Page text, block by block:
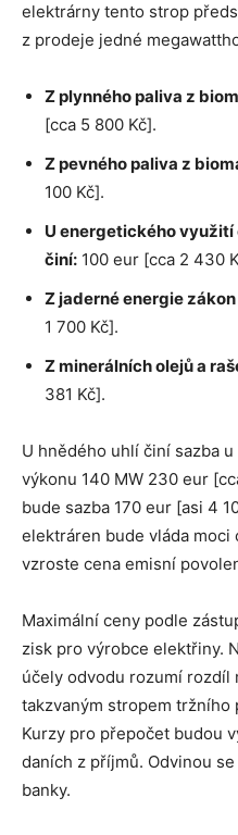
elektrárny tento strop
z prodeje jedné
Z plynného paliva z
[cca 5 800 Kč].
Z pevného paliva z
100 Kč].
U energetického
činí: 100 eur [cca 2 430
Z jaderné energie
1 700 Kč].
Z minerálních olejů a
381 Kč].
U hnědého uhlí činí sazba
výkonu 140 MW 230 eur
bude sazba 170 eur [asi 4
elektráren bude vláda
vzroste cena emisní
Maximální ceny podle
zisk pro výrobce elektřiny.
účely odvodu rozumí rozdíl
takzvaným stropem tržního
Kurzy pro přepočet budou
daních z příjmů. Odvinou
banky.